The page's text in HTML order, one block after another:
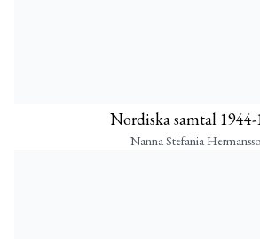
Nordiska samtal 1944-
Nanna Stefania